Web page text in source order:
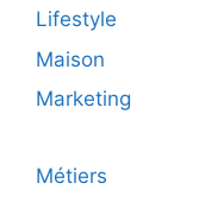
Lifestyle
Maison
Marketing
Métiers